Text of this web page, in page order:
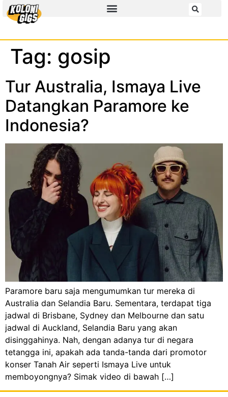
Tag: gosip
Tur Australia, Ismaya Live
Datangkan Paramore ke
Indonesia?
Paramore baru saja mengumumkan tur mereka di
Australia dan Selandia Baru. Sementara, terdapat tiga
jadwal di Brisbane, Sydney dan Melbourne dan satu
jadwal di Auckland, Selandia Baru yang akan
disinggahinya. Nah, dengan adanya tur di negara
tetangga ini, apakah ada tanda-tanda dari promotor
konser Tanah Air seperti Ismaya Live untuk
memboyongnya? Simak video di bawah […]